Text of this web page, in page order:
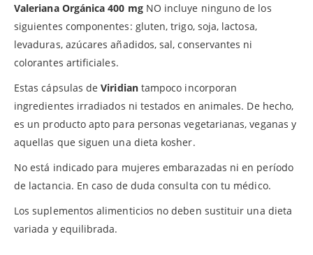
Valeriana Orgánica 400 mg NO incluye ninguno de los
siguientes componentes: gluten, trigo, soja, lactosa,
levaduras, azúcares añadidos, sal, conservantes ni
colorantes artificiales.
Estas cápsulas deViridiantampoco incorporan
ingredientes irradiados ni testados en animales. De hecho,
es un producto apto para personas vegetarianas, veganas y
aquellas que siguen una dieta kosher.
No está indicado para mujeres embarazadas ni en período
de lactancia. En caso de duda consulta con tu médico.
Los suplementos alimenticios no deben sustituir una dieta
variada y equilibrada.